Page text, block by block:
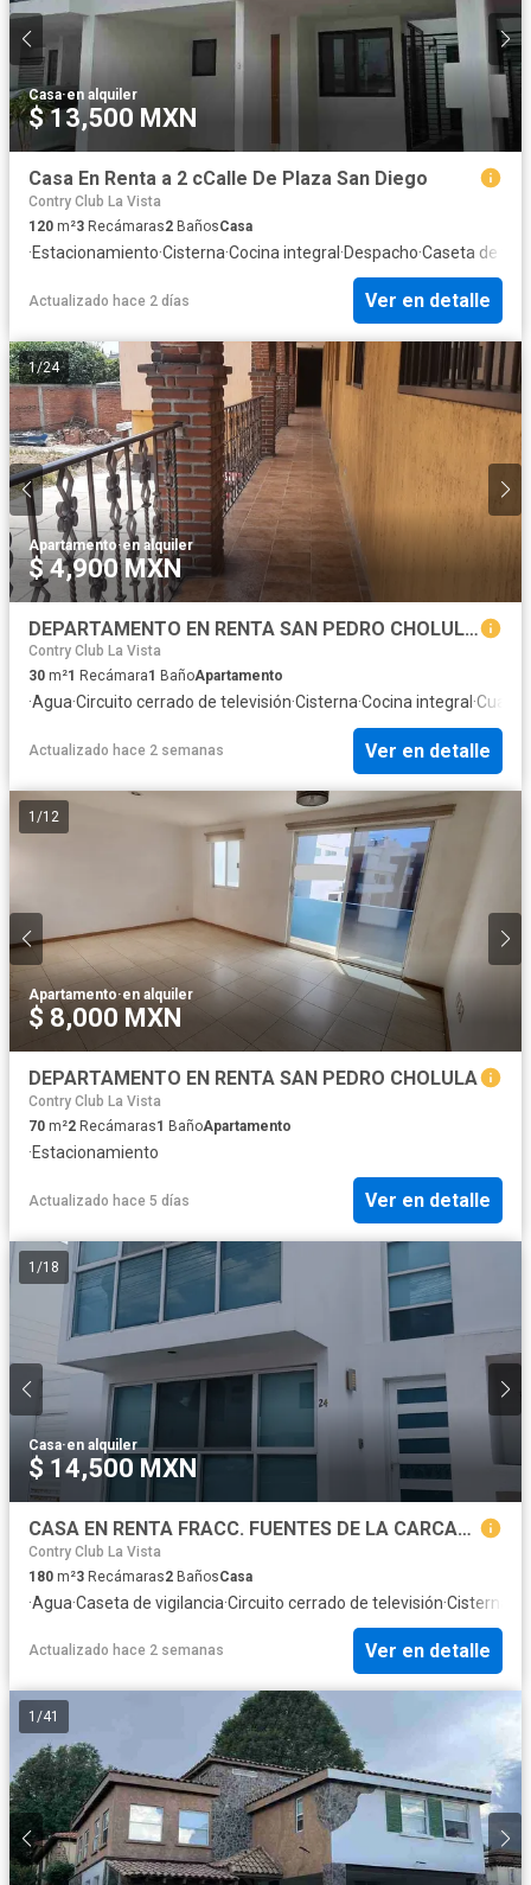
Casa·en alquiler
$ 13,500 MXN
Casa En Renta a 2 cCalle De Plaza San Diego
Contry Club La Vista
120 m²3 Recámaras2 BañosCasa
·Estacionamiento·Cisterna·Cocina integral ·Despacho·Caseta de
Actualizado hace 2 días Ver en detalle
1/24
Apartamento·en alquiler
$ 4,900 MXN
DEPARTAMENTO EN RENTA SAN PEDRO CHOLULA PUEBLA
Contry Club La Vista
30 m²1 Recámara1 BañoApartamento
·Agua·Circuito cerrado de televisión·Cisterna·Cocina integral ·Cuarto
Actualizado hace 2 semanas Ver en detalle
1 /12
Apartamento·en alquiler
$ 8,000 MXN
DEPARTAMENTO EN RENTA SAN PEDRO CHOLULA
Contry Club La Vista
70 m²2 Recámaras1 BañoApartamento
·Estacionamiento
Actualizado hace 5 días Ver en detalle
1 /18
Casa·en alquiler
$ 14,500 MXN
CASA EN RENTA FRACC. FUENTES DE LA CARCAÑA, SOBRE AVENIDA PRINCIPAL DE LA CARCAÑA, CHOLULA,PUEBLA
Contry Club La Vista
180 m²3 Recámaras2 BañosCasa
·Agua·Caseta de vigilancia·Circuito cerrado de televisión·Cisterna
Actualizado hace 2 semanas Ver en detalle
1 /41